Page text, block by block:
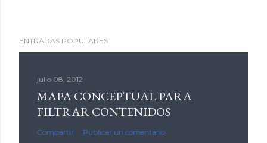
ENTRADAS POPULARES
julio 08, 2012
MAPA CONCEPTUAL PARA
FILTRAR CONTENIDOS
Compartir Publicar un comentario